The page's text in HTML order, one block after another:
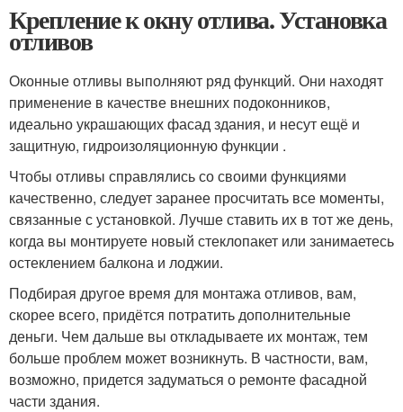
Крепление к окну отлива. Установка
отливов
Оконные отливы выполняют ряд функций. Они находят
применение в качестве внешних подоконников,
идеально украшающих фасад здания, и несут ещё и
защитную, гидроизоляционную функции .
Чтобы отливы справлялись со своими функциями
качественно, следует заранее просчитать все моменты,
связанные с установкой. Лучше ставить их в тот же день,
когда вы монтируете новый стеклопакет или занимаетесь
остеклением балкона и лоджии.
Подбирая другое время для монтажа отливов, вам,
скорее всего, придётся потратить дополнительные
деньги. Чем дальше вы откладываете их монтаж, тем
больше проблем может возникнуть. В частности, вам,
возможно, придется задуматься о ремонте фасадной
части здания.